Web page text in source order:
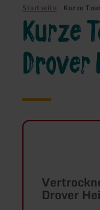
Startseite Kurze
Kurze
Drover
Drover